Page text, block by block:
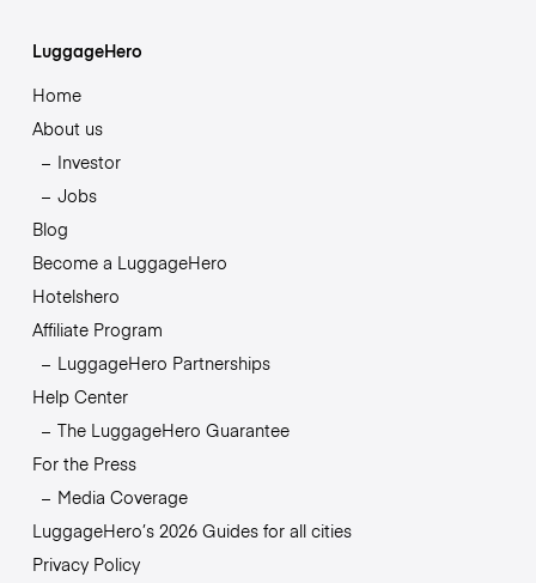
LuggageHero
Home
About us
Investor
Jobs
Blog
Become a LuggageHero
Hotelshero
Affiliate Program
LuggageHero Partnerships
Help Center
The LuggageHero Guarantee
For the Press
Media Coverage
LuggageHero’s 2026 Guides for all cities
Privacy Policy